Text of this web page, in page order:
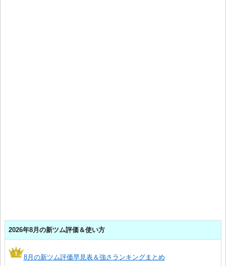
2026年8月の新ツム評価＆使い方
8月の新ツム評価早見表＆強さランキングまとめ